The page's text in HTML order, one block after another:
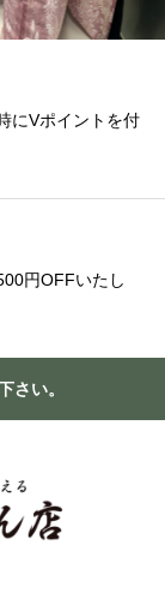
にVポイントを付
円OFFいたし
さい。